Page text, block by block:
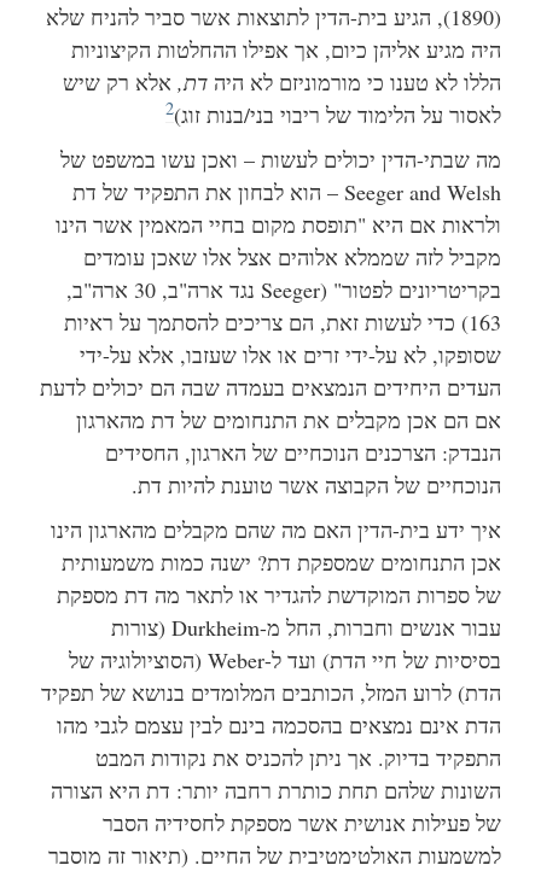
(1890), הגיע בית-הדין לתוצאות אשר סביר להניח שלא
היה מגיע אליהן כיום, אך אפילו ההחלטות הקיצוניות
הללו לא טענו כי מורמוניזם לא היהדת,אלא רק שיש
לאסור על הלימוד של ריבוי בני/בנות זוג) 2
מה שבתי-הדין יכולים לעשות – ואכן עשו במשפט של
Seeger and Welsh – הוא לבחון את התפקיד של דת
ולראות אם היא "תופסת מקום בחיי המאמין אשר הינו
מקביל לזה שממלא אלוהים אצל אלו שאכן עומדים
בקריטריונים לפטור" (Seeger נגד ארה"ב, 30 ארה"ב,
כדי לעשות זאת, הם צריכים להסתמך על ראיות
שסופקו, לא על-ידי זרים או אלו שעזבו, אלא על-ידי
העדים היחידים הנמצאים בעמדה שבה הם יכולים לדעת
אם הם אכן מקבלים את התנחומים של דת מהארגון
הנבדק: הצרכנים הנוכחיים של הארגון, החסידים
הנוכחיים של הקבוצה אשר טוענת להיות דת.
איך ידע בית-הדין האם מה שהם מקבלים מהארגון הינו
אכן התנחומים שמספקת דת? ישנה כמות משמעותית
של ספרות המוקדשת להגדיר או לתאר מה דת מספקת
עבור אנשים וחברות, החל מ-Durkheim (צורות
בסיסיות של חיי הדת) ועד ל-Weber (הסוציולוגיה של
הדת)לרוע המזל, הכותבים המלומדים בנושא של תפקיד
הדת אינם נמצאים בהסכמה בינם לבין עצמם לגבי מהו
התפקיד בדיוק. אך ניתן להכניס את נקודות המבט
השונות שלהם תחת כותרת רחבה יותר: דת היא הצורה
של פעילות אנושית אשר מספקת לחסידיה הסבר
למשמעות האולטימטיבית של החיים. (תיאור זה מוסבר